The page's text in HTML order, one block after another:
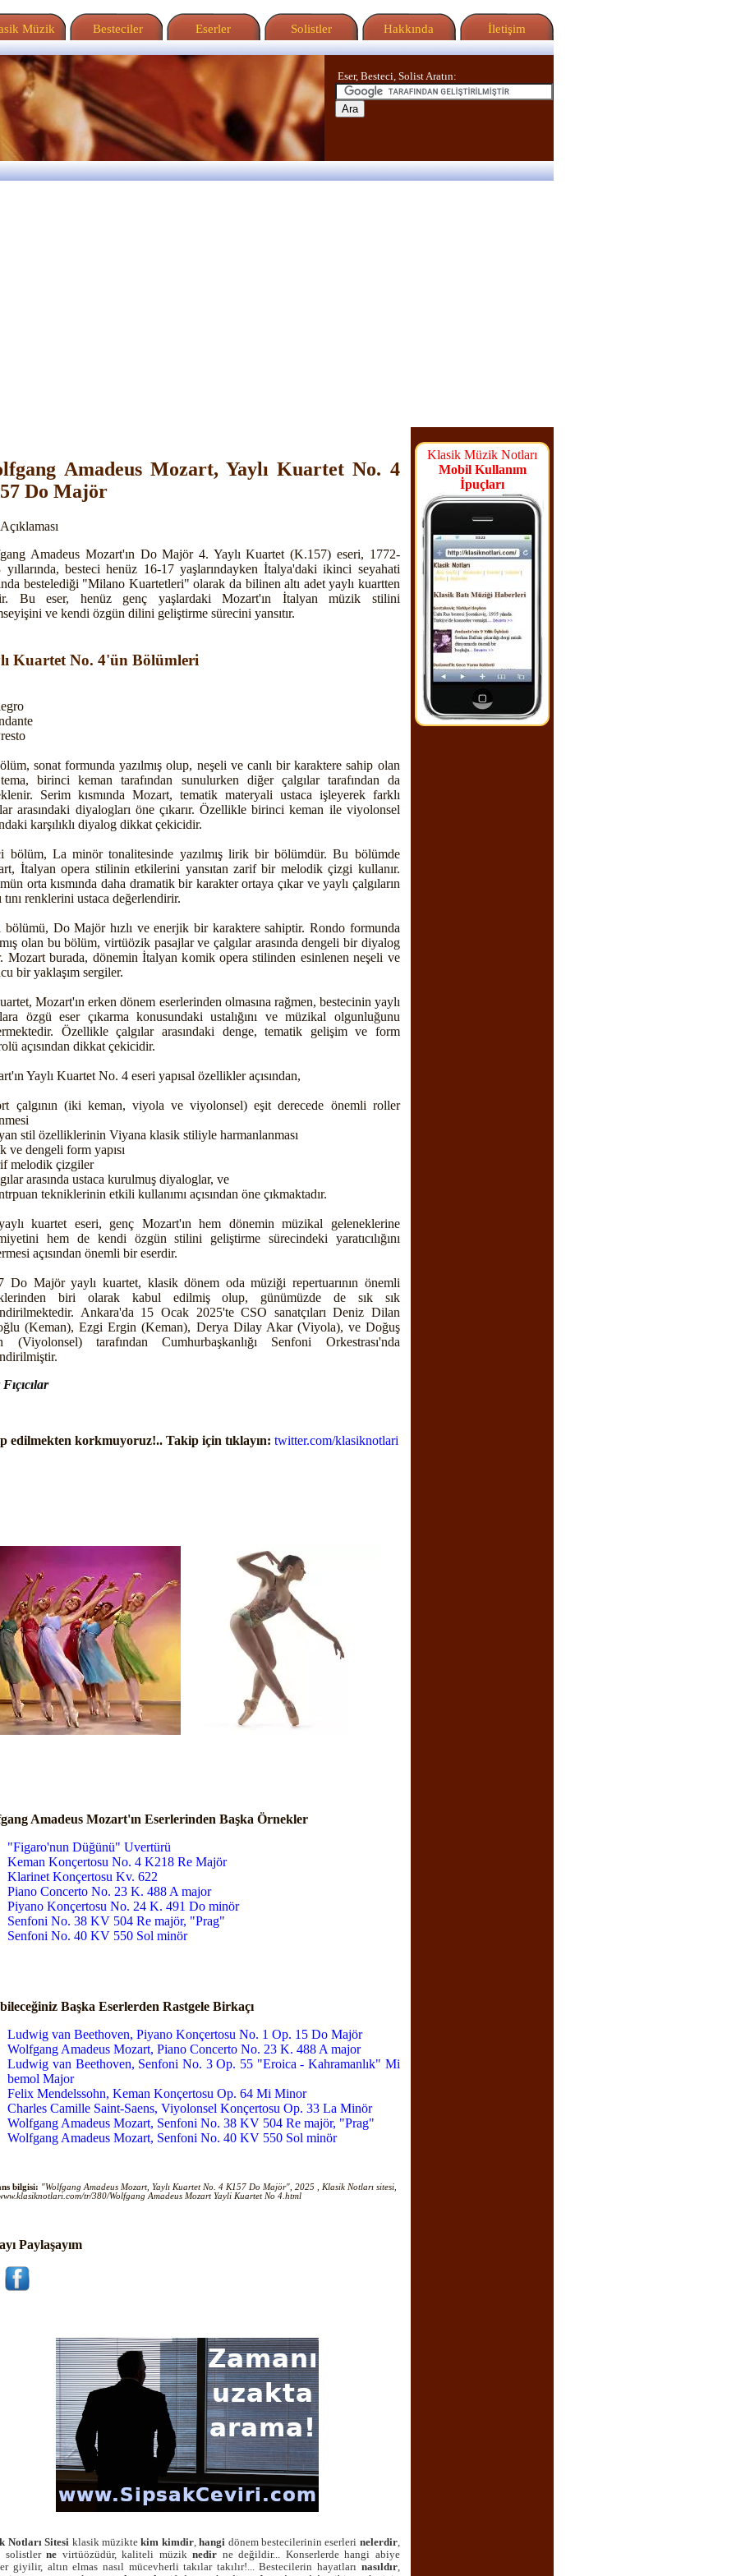
Müzik Besteciler Eserler Solistler Hakkında İletişim
Eser, Besteci, Solist Aratın:
Amadeus Mozart, Yaylı Kuartet No. 4
Do Majör
Amadeus Mozart'ın Do Majör 4. Yaylı Kuartet (K.157) eseri, 1772-
yıllarında, besteci henüz 16-17 yaşlarındayken İtalya'daki ikinci seyahati
bestelediği "Milano Kuartetleri" olarak da bilinen altı adet yaylı kuartten
Bu eser, henüz genç yaşlardaki Mozart'ın İtalyan müzik stilini
ve kendi özgün dilini geliştirme sürecini yansıtır.
Kuartet No. 4'ün Bölümleri
sonat formunda yazılmış olup, neşeli ve canlı bir karaktere sahip olan
birinci keman tarafından sunulurken diğer çalgılar tarafından da
Serim kısmında Mozart, tematik materyali ustaca işleyerek farklı
arasındaki diyalogları öne çıkarır. Özellikle birinci keman ile viyolonsel
karşılıklı diyalog dikkat çekicidir.
bölüm, La minör tonalitesinde yazılmış lirik bir bölümdür. Bu bölümde
İtalyan opera stilinin etkilerini yansıtan zarif bir melodik çizgi kullanır.
orta kısmında daha dramatik bir karakter ortaya çıkar ve yaylı çalgıların
tını renklerini ustaca değerlendirir.
bölümü, Do Majör hızlı ve enerjik bir karaktere sahiptir. Rondo formunda
olan bu bölüm, virtüözik pasajlar ve çalgılar arasında dengeli bir diyalog
Mozart burada, dönemin İtalyan komik opera stilinden esinlenen neşeli ve
bir yaklaşım sergiler.
Mozart'ın erken dönem eserlerinden olmasına rağmen, bestecinin yaylı
özgü eser çıkarma konusundaki ustalığını ve müzikal olgunluğunu
Özellikle çalgılar arasındaki denge, tematik gelişim ve form
açısından dikkat çekicidir.
Yaylı Kuartet No. 4 eseri yapısal özellikler açısından,
çalgının (iki keman, viyola ve viyolonsel) eşit derecede önemli roller
stil özelliklerinin Viyana klasik stiliyle harmanlanması
ve dengeli form yapısı
melodik çizgiler
arasında ustaca kurulmuş diyaloglar, ve
tekniklerinin etkili kullanımı açısından öne çıkmaktadır.
kuartet eseri, genç Mozart'ın hem dönemin müzikal geleneklerine
hem de kendi özgün stilini geliştirme sürecindeki yaratıcılığını
açısından önemli bir eserdir.
Do Majör yaylı kuartet, klasik dönem oda müziği repertuarının önemli
biri olarak kabul edilmiş olup, günümüzde de sık sık
Ankara'da 15 Ocak 2025'te CSO sanatçıları Deniz Dilan
(Keman), Ezgi Ergin (Keman), Derya Dilay Akar (Viyola), ve Doğuş
(Viyolonsel) tarafından Cumhurbaşkanlığı Senfoni Orkestrası'nda
edilmekten korkmuyoruz!.. Takip için tıklayın: twitter.com/klasiknotlari
Amadeus Mozart'ın Eserlerinden Başka Örnekler
"Figaro'nun Düğünü" Uvertürü
Keman Konçertosu No. 4 K218 Re Majör
Klarinet Konçertosu Kv. 622
Piano Concerto No. 23 K. 488 A major
Piyano Konçertosu No. 24 K. 491 Do minör
Senfoni No. 38 KV 504 Re majör, "Prag"
Senfoni No. 40 KV 550 Sol minör
Başka Eserlerden Rastgele Birkaçı
Ludwig van Beethoven, Piyano Konçertosu No. 1 Op. 15 Do Majör
Wolfgang Amadeus Mozart, Piano Concerto No. 23 K. 488 A major
Ludwig van Beethoven, Senfoni No. 3 Op. 55 "Eroica - Kahramanlık" Mi
bemol Major
Felix Mendelssohn, Keman Konçertosu Op. 64 Mi Minor
Charles Camille Saint-Saens, Viyolonsel Konçertosu Op. 33 La Minör
Wolfgang Amadeus Mozart, Senfoni No. 38 KV 504 Re majör, "Prag"
Wolfgang Amadeus Mozart, Senfoni No. 40 KV 550 Sol minör
bilgisi: "Wolfgang Amadeus Mozart, Yaylı Kuartet No. 4 K157 Do Majör", 2025 , Klasik Notları sitesi,
tr/380/Wolfgang Amadeus Mozart Yayli Kuartet No 4.html
Paylaşayım
Notları Sitesi klasik müziktekim kimdir,hangi dönem bestecilerinin eserleri nelerdir,
solistlerne virtüözüdür, kaliteli müziknedir ne değildir... Konserlerde hangi abiye
giyilir, altın elmas nasıl mücevherli takılar takılır!... Bestecilerin hayatları nasıldır,
Klasik Müzik Notları
Mobil Kullanım
İpuçları